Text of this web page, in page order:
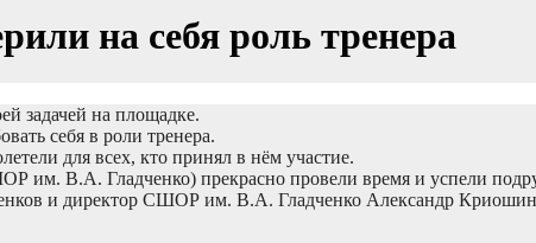
на себя роль тренера
задачей на площадке.
себя в роли тренера.
для всех, кто принял в нём участие.
В.А. Гладченко) прекрасно провели время и успели
и директор СШОР им. В.А. Гладченко Александр Криошин